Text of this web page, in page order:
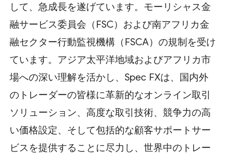
して、急成長を遂げています。モーリシャス金
融サービス委員会（FSC）および南アフリカ金
融セクター行動監視機構（FSCA）の規制を受け
ています。アジア太平洋地域およびアフリカ市
場への深い理解を活かし、Spec FXは、国内外
のトレーダーの皆様に革新的なオンライン取引
ソリューション、高度な取引技術、競争力の高
い価格設定、そして包括的な顧客サポートサー
ビスを提供することに尽力し、世界中のトレー